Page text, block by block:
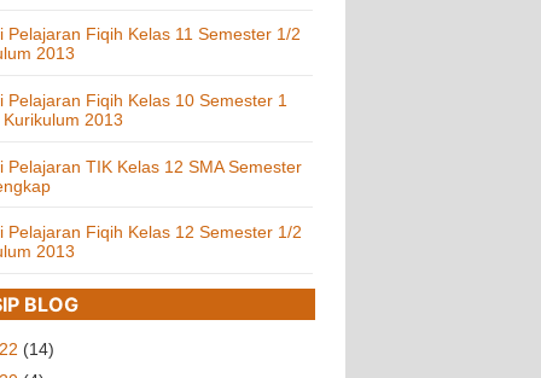
Pelajaran Fiqih Kelas 11 Semester 1/2
2013
Pelajaran Fiqih Kelas 10 Semester 1
2013
Pelajaran TIK Kelas 12 SMA Semester
Pelajaran Fiqih Kelas 12 Semester 1/2
2013
BLOG
(14)